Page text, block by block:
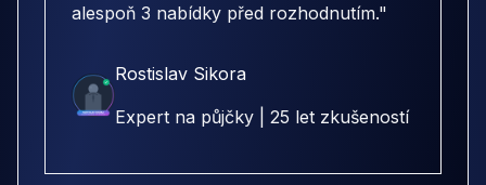
alespoň 3 nabídky před rozhodnutím."
Rostislav Sikora
Expert na půjčky | 25 let zkušeností